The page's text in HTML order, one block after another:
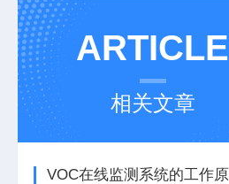
ARTICLE
相关文章